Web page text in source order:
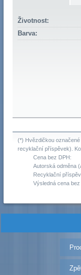
Životnost:
Barva:
(*) Hvězdičkou
recyklační příspěvek).
Cena bez DPH:
Autorská odměna
Recyklační
Výsledná cena bez